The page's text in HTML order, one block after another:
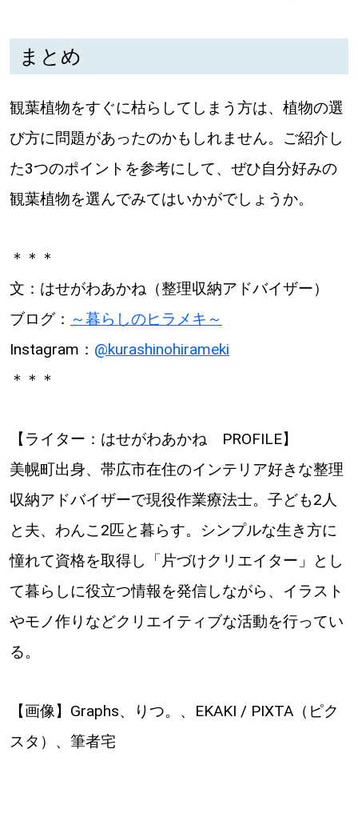
まとめ
観葉植物をすぐに枯らしてしまう方は、植物の選
び方に問題があったのかもしれません。ご紹介し
た3つのポイントを参考にして、ぜひ自分好みの
観葉植物を選んでみてはいかがでしょうか。
＊＊＊
文：はせがわあかね（整理収納アドバイザー）
ブログ： ～暮らしのヒラメキ～
Instagram： @kurashinohirameki
＊＊＊
【ライター：はせがわあかね PROFILE】
美幌町出身、帯広市在住のインテリア好きな整理
収納アドバイザーで現役作業療法士。子ども2人
と夫、わんこ2匹と暮らす。シンプルな生き方に
憧れて資格を取得し「片づけクリエイター」とし
て暮らしに役立つ情報を発信しながら、イラスト
やモノ作りなどクリエイティブな活動を行ってい
る。
【画像】Graphs、りつ。、EKAKI / PIXTA（ピク
スタ）、筆者宅